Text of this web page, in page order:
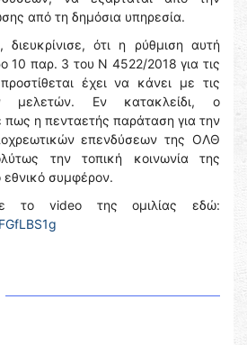
από τη δημόσια υπηρεσία.
ότι η ρύθμιση αυτή
10 παρ. 3 του Ν 4522/2018 για τις
έχει να κάνει με τις
μελετών. Εν κατακλείδι, ο
η πενταετής παράταση για την
επενδύσεων της ΟΛΘ
την τοπική κοινωνία της
συμφέρον.
το video της ομιλίας εδώ: